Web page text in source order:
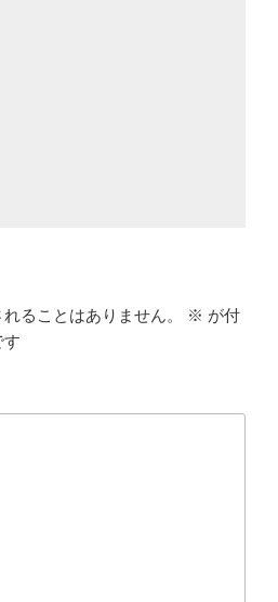
ることはありません。 ※ が付
す